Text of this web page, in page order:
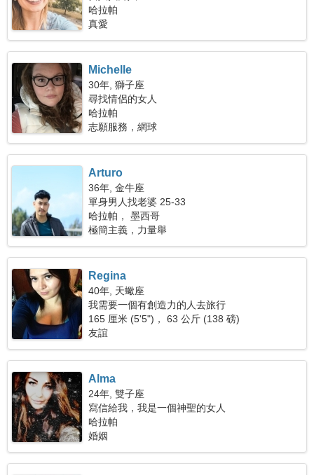
哈拉帕
真愛
Michelle
30年, 獅子座
尋找情侶的女人
哈拉帕
志願服務，網球
Arturo
36年, 金牛座
單身男人找老婆 25-33
哈拉帕， 墨西哥
極簡主義，力量舉
Regina
40年, 天蠍座
我需要一個有創造力的人去旅行
165 厘米 (5'5")， 63 公斤 (138 磅)
友誼
Alma
24年, 雙子座
寫信給我，我是一個神聖的女人
哈拉帕
婚姻